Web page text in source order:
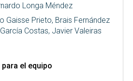
Longa Méndez
Gaisse Prieto, Brais Fernández
Costas, Javier Valeiras
el equipo